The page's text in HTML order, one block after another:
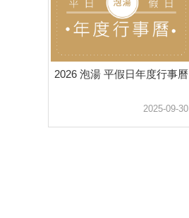
2026 泡湯 平假日年度行事曆
2025-09-30